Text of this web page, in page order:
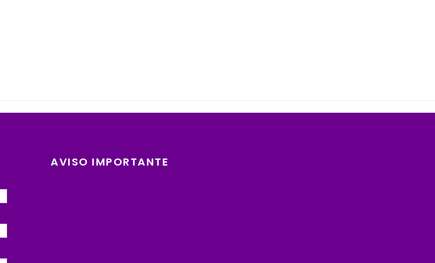
AVISO IMPORTANTE